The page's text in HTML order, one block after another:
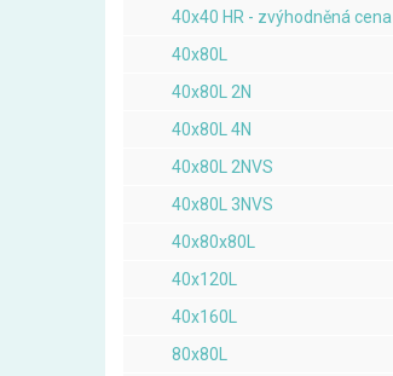
40x40 HR - zvýhodněná cena
40x80L
40x80L 2N
40x80L 4N
40x80L 2NVS
40x80L 3NVS
40x80x80L
40x120L
40x160L
80x80L